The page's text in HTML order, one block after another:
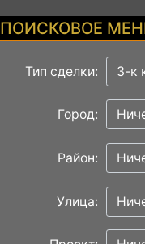
ПОИСКОВОЕ
Тип сделки: 3-к
Город:
Район:
Улица: